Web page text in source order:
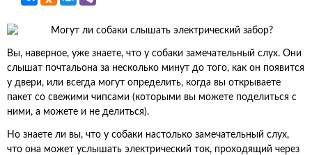
Вы, наверное, уже знаете, что у собаки замечательный слух. Они
слышат почтальона за несколько минут до того, как он появится
у двери, или всегда могут определить, когда вы открываете
пакет со свежими чипсами (которыми вы можете поделиться с
ними, а можете и не делиться).
Но знаете ли вы, что у собаки настолько замечательный слух,
что она может услышать электрический ток, проходящий через